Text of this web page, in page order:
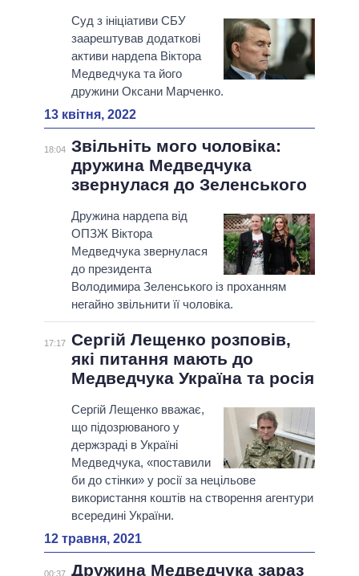
Суд з ініціативи СБУ
заарештував додаткові
активи нардепа Віктора
Медведчука та його
дружини Оксани Марченко.
13 квітня, 2022
18:04 Звільніть мого чоловіка:
дружина Медведчука
звернулася до Зеленського
Дружина нардепа від
ОПЗЖ Віктора
Медведчука звернулася
до президента
Володимира Зеленського із проханням
негайно звільнити її чоловіка.
17:17 Сергій Лещенко розповів,
які питання мають до
Медведчука Україна та росія
Сергій Лещенко вважає,
що підозрюваного у
держзраді в Україні
Медведчука, «поставили
би до стінки» у росії за нецільове
використання коштів на створення агентури
всередині України.
12 травня, 2021
00:37 Дружина Медведчука зараз